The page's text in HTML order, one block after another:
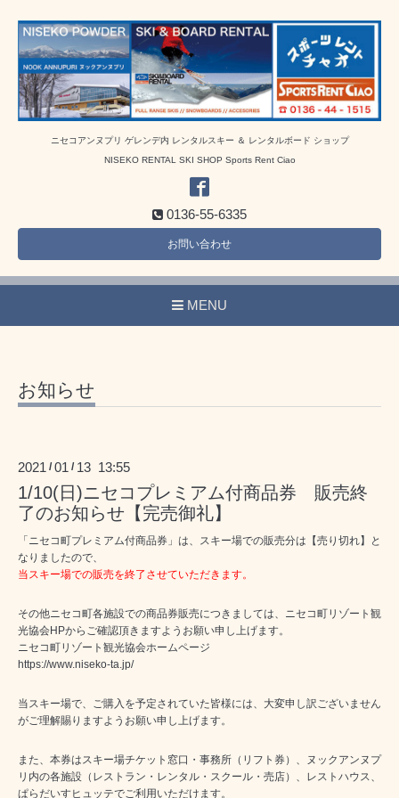
ニセコアンヌプリ ゲレンデ内 レンタルスキー ＆ レンタルボード ショップ
NISEKO RENTAL SKI SHOP Sports Rent Ciao
0136-55-6335
お問い合わせ
MENU
お知らせ
2021 /01 / 13 13:55
1/10(日)ニセコプレミアム付商品券 販売終
了のお知らせ【完売御礼】
「ニセコ町プレミアム付商品券」は、スキー場での販売分は【売り切れ】と
なりましたので、
当スキー場での販売を終了させていただきます。
その他ニセコ町各施設での商品券販売につきましては、ニセコ町リゾート観
光協会HPからご確認頂きますようお願い申し上げます。
ニセコ町リゾート観光協会ホームページ
https://www.niseko-ta.jp/
当スキー場で、ご購入を予定されていた皆様には、大変申し訳ございません
がご理解賜りますようお願い申し上げます。
また、本券はスキー場チケット窓口・事務所（リフト券）、ヌックアンヌプ
リ内の各施設（レストラン・レンタル・スクール・売店）、レストハウス、
ぱらだいすヒュッテでご利用いただけます。